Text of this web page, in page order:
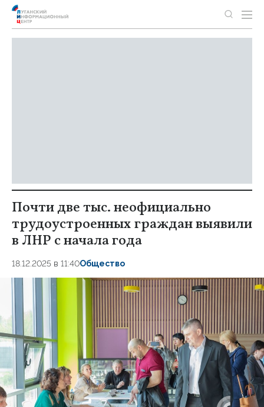
Почти две тыс. неофициально
трудоустроенных граждан выявили
в ЛНР с начала года
18.12.2025 в 11:40Общество